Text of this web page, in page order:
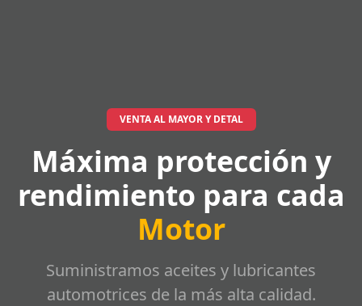
VENTA AL MAYOR Y DETAL
Máxima protección y
rendimiento para cada
Motor
Suministramos aceites y lubricantes
automotrices de la más alta calidad.